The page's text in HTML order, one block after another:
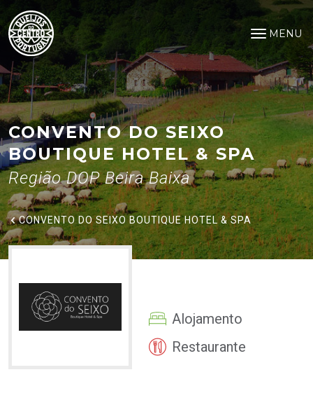
Saltar para o conteúdo principal
Convento do Seixo Boutique
MENU
Abrir
CONVENTO DO SEIXO
BOUTIQUE HOTEL & SPA
Região DOP Beira Baixa
CONVENTO DO SEIXO BOUTIQUE HOTEL & SPA
Alojamento
Restaurante